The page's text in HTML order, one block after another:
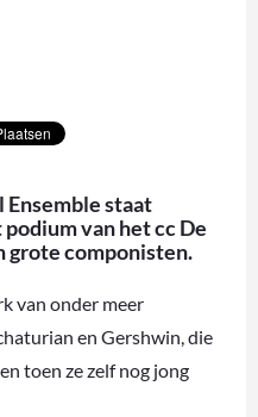
Ensemble staat
van het cc De
grote componisten.
van onder meer
en Gershwin, die
toen ze zelf nog jong